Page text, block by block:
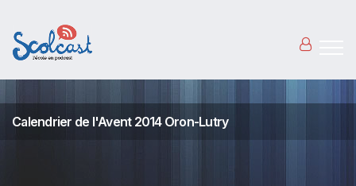
Calendrier de l'Avent 2014 Oron-Lutry